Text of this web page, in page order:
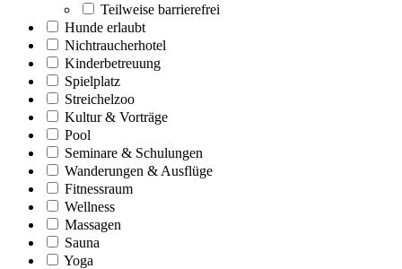
Teilweise barrierefrei
Hunde erlaubt
Nichtraucherhotel
Kinderbetreuung
Spielplatz
Streichelzoo
Kultur & Vorträge
Pool
Seminare & Schulungen
Wanderungen & Ausflüge
Fitnessraum
Wellness
Massagen
Sauna
Yoga